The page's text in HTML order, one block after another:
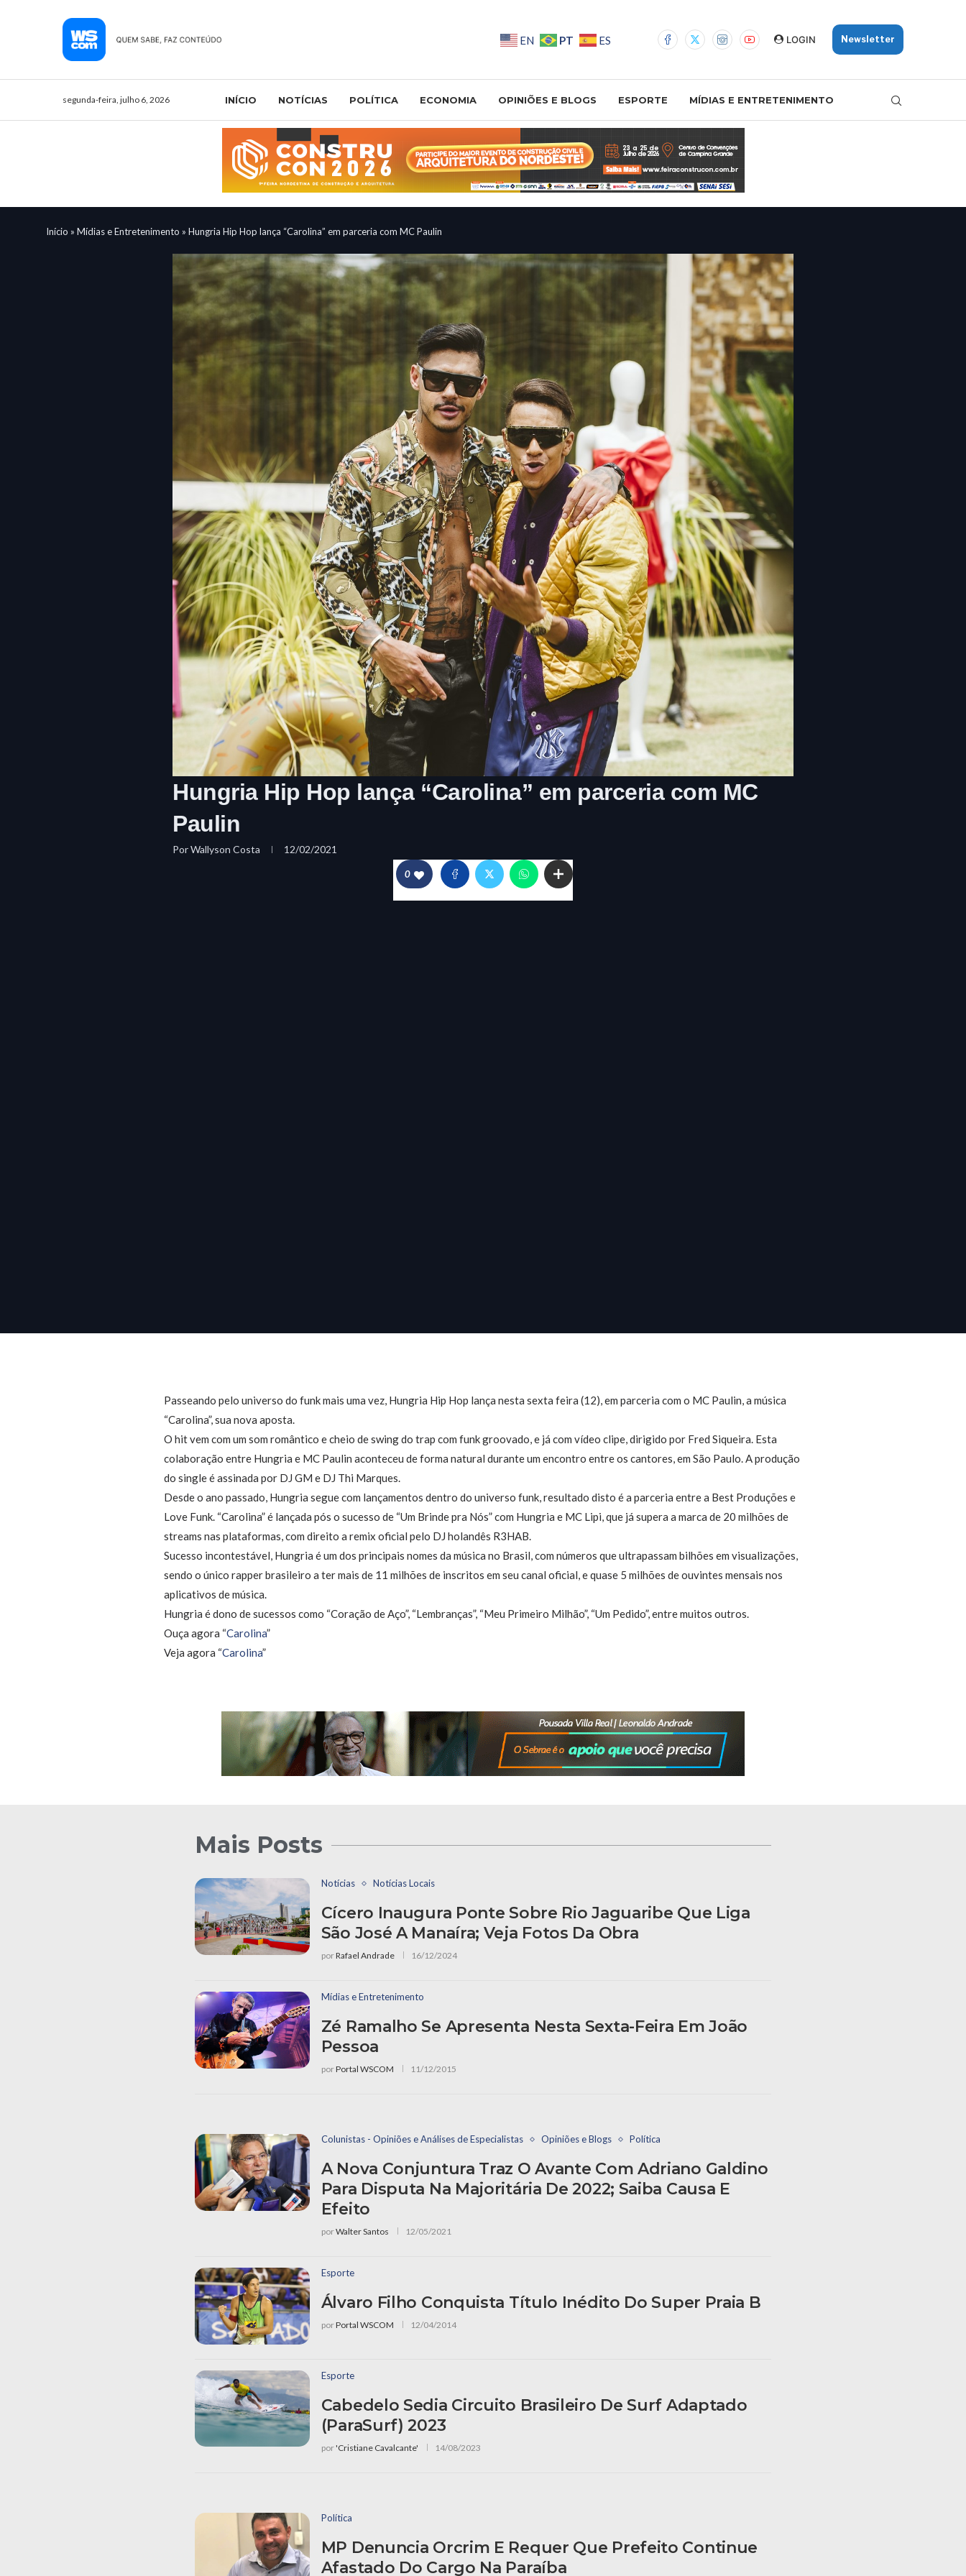
EN PT ES LOGIN Newsletter
segunda-feira, julho 6, 2026 INÍCIO NOTÍCIAS POLÍTICA ECONOMIA OPINIÕES E BLOGS ESPORTE MÍDIAS E ENTRETENIMENTO
Início » Mídias e Entretenimento » Hungria Hip Hop lança “Carolina” em parceria com MC Paulin
Hungria Hip Hop lança “Carolina” em parceria com MC
Paulin
PorWallyson Costa 12/02/2021
0
Passeando pelo universo do funk mais uma vez, Hungria Hip Hop lança nesta sexta feira (12), em parceria com o MC Paulin, a música
“Carolina”, sua nova aposta.
O hit vem com um som romântico e cheio de swing do trap com funk groovado, e já com vídeo clipe, dirigido por Fred Siqueira. Esta
colaboração entre Hungria e MC Paulin aconteceu de forma natural durante um encontro entre os cantores, em São Paulo. A produção
do single é assinada por DJ GM e DJ Thi Marques.
Desde o ano passado, Hungria segue com lançamentos dentro do universo funk, resultado disto é a parceria entre a Best Produções e
Love Funk. “Carolina” é lançada pós o sucesso de “Um Brinde pra Nós” com Hungria e MC Lipi, que já supera a marca de 20 milhões de
streams nas plataformas, com direito a remix oficial pelo DJ holandês R3HAB.
Sucesso incontestável, Hungria é um dos principais nomes da música no Brasil, com números que ultrapassam bilhões em visualizações,
sendo o único rapper brasileiro a ter mais de 11 milhões de inscritos em seu canal oficial, e quase 5 milhões de ouvintes mensais nos
aplicativos de música.
Hungria é dono de sucessos como “Coração de Aço”, “Lembranças”, “Meu Primeiro Milhão”, “Um Pedido”, entre muitos outros.
Ouça agora “Carolina”
Veja agora “Carolina”
Mais Posts
Notícias Notícias Locais
Cícero Inaugura Ponte Sobre Rio Jaguaribe Que Liga
São José A Manaíra; Veja Fotos Da Obra
porRafael Andrade 16/12/2024
Mídias e Entretenimento
Zé Ramalho Se Apresenta Nesta Sexta-Feira Em João
Pessoa
porPortal WSCOM 11/12/2015
Colunistas - Opiniões e Análises de Especialistas Opiniões e Blogs Política
A Nova Conjuntura Traz O Avante Com Adriano Galdino
Para Disputa Na Majoritária De 2022; Saiba Causa E
Efeito
porWalter Santos 12/05/2021
Esporte
Álvaro Filho Conquista Título Inédito Do Super Praia B
porPortal WSCOM 12/04/2014
Esporte
Cabedelo Sedia Circuito Brasileiro De Surf Adaptado
(ParaSurf) 2023
por'Cristiane Cavalcante' 14/08/2023
Política
MP Denuncia Orcrim E Requer Que Prefeito Continue
Afastado Do Cargo Na Paraíba